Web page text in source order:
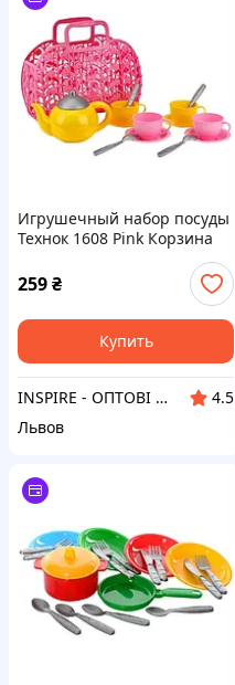
Игрушечный набор посуды
Технок 1608 Pink Корзина
259₴
Купить
INSPIRE - ОПТОВІ ПРОДАЖІ ТА БЕЗГОТІВКА ДЛЯ БІЗНЕСУ
4.5
Львов